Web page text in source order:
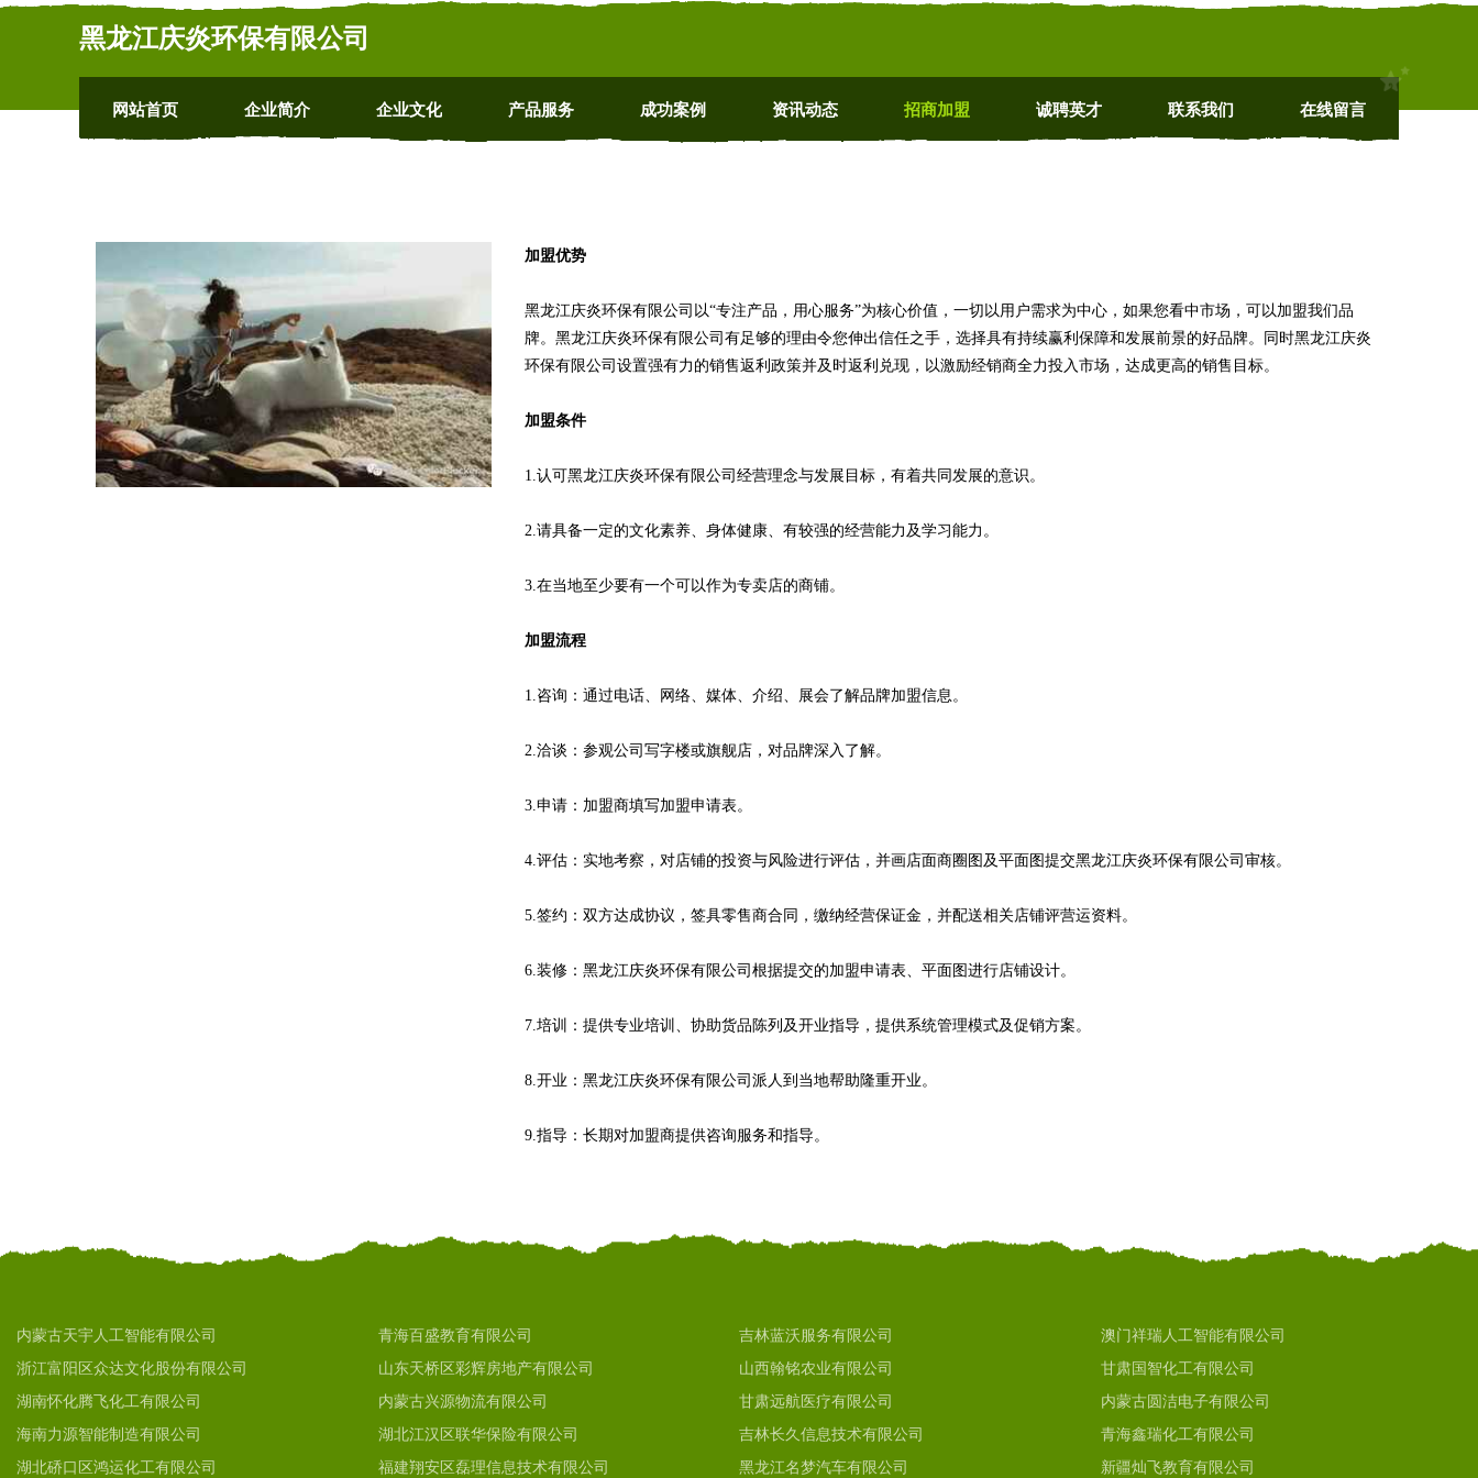
黑龙江庆炎环保有限公司
网站首页 企业简介 企业文化 产品服务 成功案例 资讯动态 招商加盟 诚聘英才 联系我们 在线留言
加盟优势
黑龙江庆炎环保有限公司以“专注产品，用心服务”为核心价值，一切以用户需求为中心，如果您看中市场，可以加盟我们品
牌。黑龙江庆炎环保有限公司有足够的理由令您伸出信任之手，选择具有持续赢利保障和发展前景的好品牌。同时黑龙江庆炎
环保有限公司设置强有力的销售返利政策并及时返利兑现，以激励经销商全力投入市场，达成更高的销售目标。
加盟条件
1.认可黑龙江庆炎环保有限公司经营理念与发展目标，有着共同发展的意识。
2.请具备一定的文化素养、身体健康、有较强的经营能力及学习能力。
3.在当地至少要有一个可以作为专卖店的商铺。
加盟流程
1.咨询：通过电话、网络、媒体、介绍、展会了解品牌加盟信息。
2.洽谈：参观公司写字楼或旗舰店，对品牌深入了解。
3.申请：加盟商填写加盟申请表。
4.评估：实地考察，对店铺的投资与风险进行评估，并画店面商圈图及平面图提交黑龙江庆炎环保有限公司审核。
5.签约：双方达成协议，签具零售商合同，缴纳经营保证金，并配送相关店铺评营运资料。
6.装修：黑龙江庆炎环保有限公司根据提交的加盟申请表、平面图进行店铺设计。
7.培训：提供专业培训、协助货品陈列及开业指导，提供系统管理模式及促销方案。
8.开业：黑龙江庆炎环保有限公司派人到当地帮助隆重开业。
9.指导：长期对加盟商提供咨询服务和指导。
内蒙古天宇人工智能有限公司 青海百盛教育有限公司 吉林蓝沃服务有限公司
澳门祥瑞人工智能有限公司
浙江富阳区众达文化股份有限公司
山东天桥区彩辉房地产有限公司 山西翰铭农业有限公司
甘肃国智化工有限公司
湖南怀化腾飞化工有限公司
内蒙古兴源物流有限公司 甘肃远航医疗有限公司
内蒙古圆洁电子有限公司
海南力源智能制造有限公司
湖北江汉区联华保险有限公司 吉林长久信息技术有限公司
青海鑫瑞化工有限公司
湖北硚口区鸿运化工有限公司
福建翔安区磊理信息技术有限公司 黑龙江名梦汽车有限公司 新疆灿飞教育有限公司